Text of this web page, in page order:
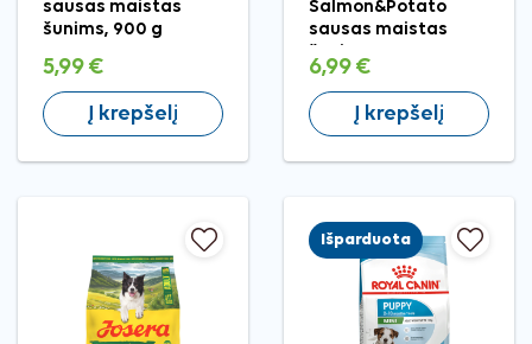
sausas maistas
šunims, 900 g
5,99 €
Į krepšelį
Salmon&Potato
sausas maistas
6,99 €
Į krepšelį
Išparduota